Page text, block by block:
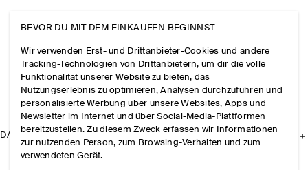
DAS UNTERNEHMEN
BEVOR DU MIT DEM EINKAUFEN BEGINNST
Wir verwenden Erst- und Drittanbieter-Cookies und andere
Tracking-Technologien von Drittanbietern, um dir die volle
Funktionalität unserer Website zu bieten, das
Nutzungserlebnis zu optimieren, Analysen durchzuführen und
personalisierte Werbung über unsere Websites, Apps und
Newsletter im Internet und über Social-Media-Plattformen
bereitzustellen. Zu diesem Zweck erfassen wir Informationen
zur nutzenden Person, zum Browsing-Verhalten und zum
verwendeten Gerät.